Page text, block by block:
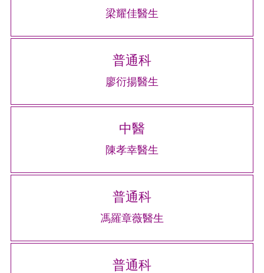
梁耀佳醫生
普通科
廖衍揚醫生
中醫
陳孝幸醫生
普通科
馮羅章薇醫生
普通科